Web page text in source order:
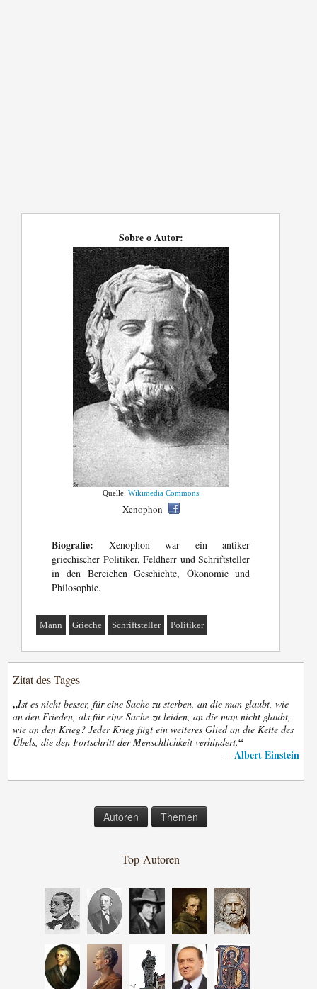
Sobre o Autor:
Quelle:Wikimedia Commons
Xenophon
Biografie: Xenophon war ein antiker
griechischer Politiker, Feldherr und Schriftsteller
in den Bereichen Geschichte, Ökonomie und
Philosophie.
Mann Grieche Schriftsteller Politiker
Zitat des Tages
„Ist es nicht besser, für eine Sache zu sterben, an die man glaubt, wie
an den Frieden, als für eine Sache zu leiden, an die man nicht glaubt,
wie an den Krieg? Jeder Krieg fügt ein weiteres Glied an die Kette des
Übels, die den Fortschritt der Menschlichkeit verhindert.“
— Albert Einstein
Autoren Themen
Top-Autoren